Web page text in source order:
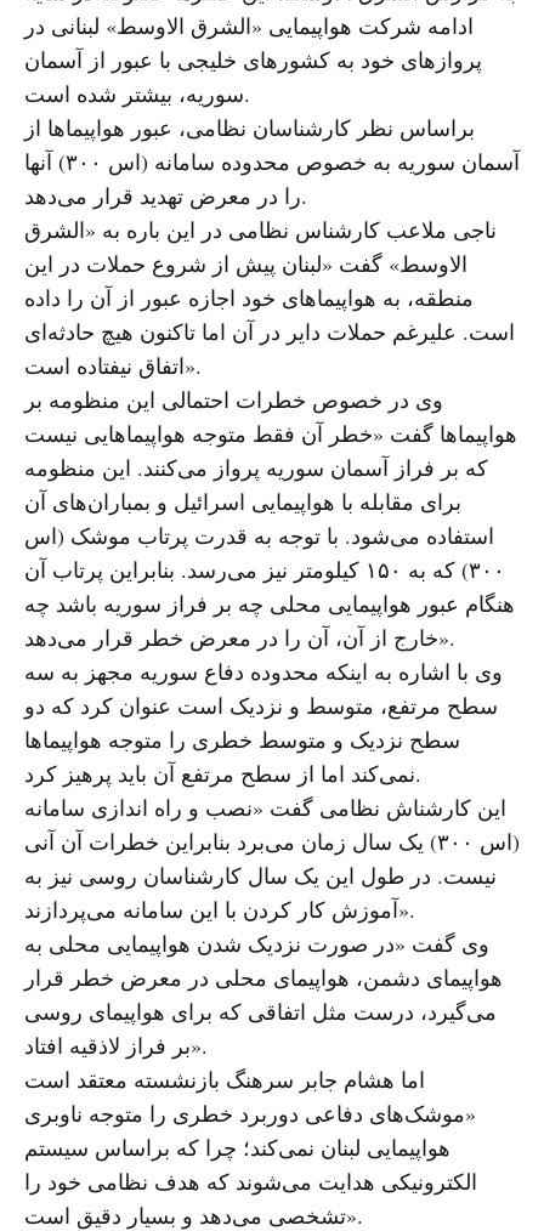
ادامه شرکت هواپیمایی «الشرق الاوسط» لبنانی در
پروازهای خود به کشورهای خلیجی با عبور از آسمان
سوریه، بیشتر شده است.
براساس نظر کارشناسان نظامی، عبور هواپیماها از
آسمان سوریه به خصوص محدوده سامانه (اس ۳۰۰) آنها
را در معرض تهدید قرار می‌دهد.
ناجی ملاعب کارشناس نظامی در این باره به «الشرق
الاوسط» گفت «لبنان پیش از شروع حملات در این
منطقه، به هواپیماهای خود اجازه عبور از آن را داده
است. علیرغم حملات دایر در آن اما تاکنون هیچ حادثه‌ای
اتفاق نیفتاده است».
وی در خصوص خطرات احتمالی این منظومه بر
هواپیماها گفت «خطر آن فقط متوجه هواپیماهایی نیست
که بر فراز آسمان سوریه پرواز می‌کنند. این منظومه
برای مقابله با هواپیمایی اسرائیل و بمباران‌های آن
استفاده می‌شود. با توجه به قدرت پرتاب موشک (اس
۳۰۰) که به ۱۵۰ کیلومتر نیز می‌رسد. بنابراین پرتاب آن
هنگام عبور هواپیمایی محلی چه بر فراز سوریه باشد چه
خارج از آن، آن را در معرض خطر قرار می‌دهد».
وی با اشاره به اینکه محدوده دفاع سوریه مجهز به سه
سطح مرتفع، متوسط و نزدیک است عنوان کرد که دو
سطح نزدیک و متوسط خطری را متوجه هواپیماها
نمی‌کند اما از سطح مرتفع آن باید پرهیز کرد.
این کارشناش نظامی گفت «نصب و راه اندازی سامانه
(اس ۳۰۰) یک سال زمان می‌برد بنابراین خطرات آن آنی
نیست. در طول این یک سال کارشناسان روسی نیز به
آموزش کار کردن با این سامانه می‌پردازند».
وی گفت «در صورت نزدیک شدن هواپیمایی محلی به
هواپیمای دشمن، هواپیمای محلی در معرض خطر قرار
می‌گیرد، درست مثل اتفاقی که برای هواپیمای روسی
بر فراز لاذقیه افتاد».
اما هشام جابر سرهنگ بازنشسته معتقد است
«موشک‌های دفاعی دوربرد خطری را متوجه ناوبری
هواپیمایی لبنان نمی‌کند؛ چرا که براساس سیستم
الکترونیکی هدایت می‌شوند که هدف نظامی خود را
تشخصی می‌دهد و بسیار دقیق است».